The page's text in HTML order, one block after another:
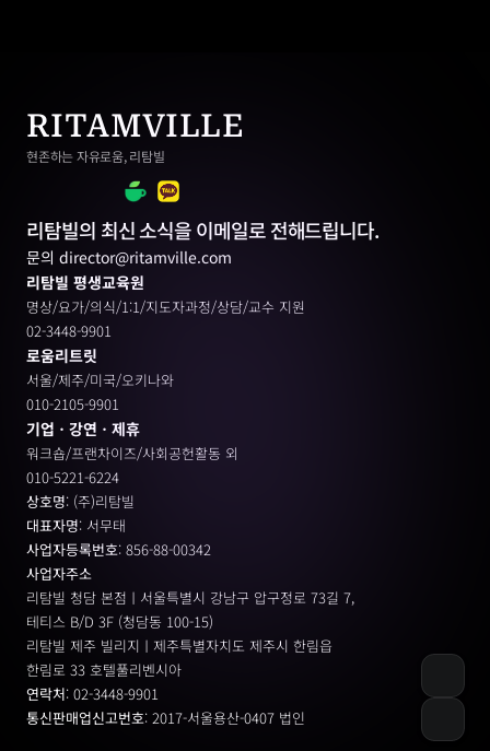
RITAMVILLE
현존하는 자유로움, 리탐빌
리탐빌의 최신 소식을 이메일로 전해드립니다.
문의 director@ritamville.com
리탐빌 평생교육원
명상/요가/의식/1:1/지도자과정/상담/교수 지원
02-3448-9901
로움리트릿
서울/제주/미국/오키나와
010-2105-9901
기업ㆍ강연ㆍ제휴
워크숍/프랜차이즈/사회공헌활동 외
010-5221-6224
상호명: (주)리탐빌
대표자명: 서무태
사업자등록번호: 856-88-00342
사업자주소
리탐빌 청담 본점ㅣ서울특별시 강남구 압구정로 73길 7,
테티스 B/D 3F (청담동 100-15)
리탐빌 제주 빌리지ㅣ제주특별자치도 제주시 한림읍
한림로 33 호텔풀리벤시아
연락처: 02-3448-9901
통신판매업신고번호: 2017-서울용산-0407 법인